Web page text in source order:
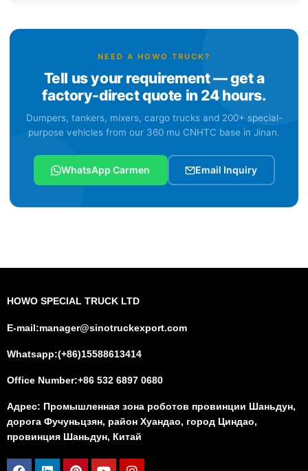
NEED A HOWO TRUCK?
Tell us your requirement — get a
factory-direct quote in 24 hours.
Dumpers, tankers, mixers, cargo trucks and 200+ special-
purpose vehicles from our 360 mu CNHTC base in Jinan.
WhatsApp Carmen Email Inquiry
HOWO SPECIAL TRUCK LTD
E-mail:manager@sinotruckexport.com
Whatsapp:(+86)15588613414
Office Number:+86 532 6897 0680
Адрес: Промышленная зона роботов провинции Шаньдун,
дорога Фучуньцзян, район Хуандао, город Циндао,
провинция Шаньдун, Китай
Facebook
LinkedinPinterest
YoutubeInstagram